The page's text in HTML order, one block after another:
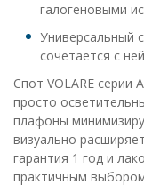
галогеновыми
Универсальный
сочетается с
Спот VOLARE серии
просто
плафоны
визуально
гарантия 1 год и
практичным